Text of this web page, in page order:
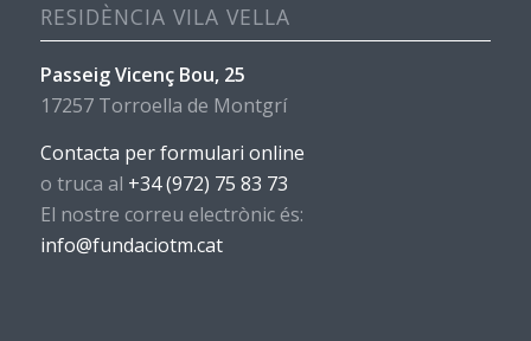
RESIDÈNCIA VILA VELLA
Passeig Vicenç Bou, 25
17257 Torroella de Montgrí
Contacta per formulari online
o truca al +34 (972) 75 83 73
El nostre correu electrònic és:
info@fundaciotm.cat